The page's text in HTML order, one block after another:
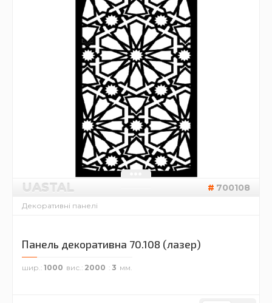
UASTAL 700108
Декоративні панелі
Панель декоративна 70.108 (лазер)
шир. 1000 вис. 2000 3